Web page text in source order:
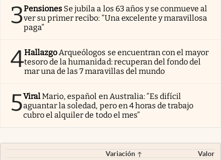
3Pensiones Se jubila a los 63 años y se conmueve al
ver su primer recibo: “Una excelente y maravillosa
paga”
4Hallazgo Arqueólogos se encuentran con el mayor
tesoro de la humanidad: recuperan del fondo del
mar una de las 7 maravillas del mundo
5ViralMario, español en Australia: “Es difícil
aguantar la soledad, pero en 4 horas de trabajo
cubro el alquiler de todo el mes”
Variación
Valor